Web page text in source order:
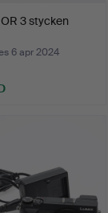
3 stycken
6 apr 2024